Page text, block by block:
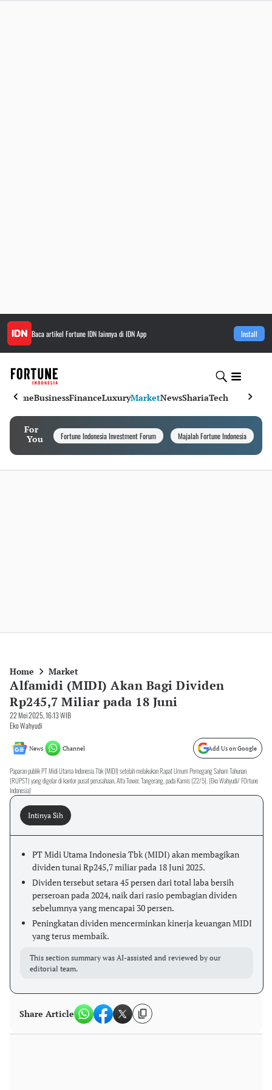
Baca artikel Fortune IDNlainnya di IDN App Install
HomeBusinessFinanceLuxuryMarketNewsShariaTech
For
You
Fortune Indonesia Investment Forum Majalah Fortune Indonesia
Home Market
Alfamidi (MIDI) Akan Bagi Dividen
Rp245,7 Miliar pada 18 Juni
22 Mei 2025, 16:13 WIB
Eko Wahyudi
News Channel Add Us on Google
Paparan publik PT Midi Utama Indonesia Tbk (MIDI) setelah melakukan Rapat Umum Pemegang Saham Tahunan
(RUPST) yang digelar di kantor pusat perusahaan, Alfa Tower, Tangerang, pada Kamis (22/5). (Eko Wahyudi/ FOrtune
Indonesia)
Intinya Sih
PT Midi Utama Indonesia Tbk (MIDI) akan membagikan
dividen tunai Rp245,7 miliar pada 18 Juni 2025.
Dividen tersebut setara 45 persen dari total laba bersih
perseroan pada 2024, naik dari rasio pembagian dividen
sebelumnya yang mencapai 30 persen.
Peningkatan dividen mencerminkan kinerja keuangan MIDI
yang terus membaik.
This section summary was AI-assisted and reviewed by our
editorial team.
Share Article